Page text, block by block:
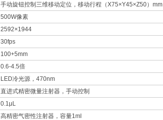
手动旋钮控制三维移动定位，移动行程（X75×Y45×Z50）mm
500W像素
2592×1944
30fps
100+5mm
0.6-4.5倍
LED冷光源，470nm
直进式精密微量注射器，手动控制
0.1μL
高精密气密性注射器，容量1ml